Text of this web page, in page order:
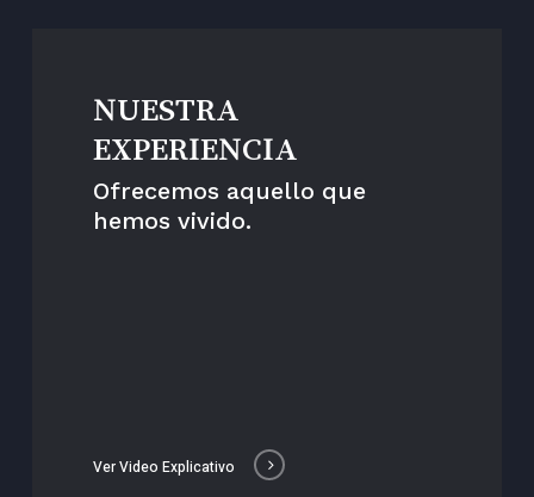
NUESTRA
EXPERIENCIA
Ofrecemos aquello que
hemos vivido.
Ver Video Explicativo